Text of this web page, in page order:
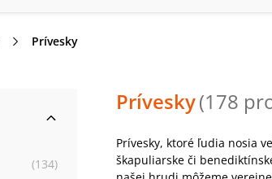
Prívesky
(134)
Prívesky(178
Prívesky, ktoré ľudia nosia
škapuliarske či